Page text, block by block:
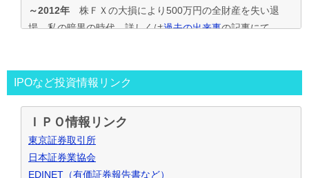
～2012年 株ＦＸの大損により500万円の全財産を失い退
場。私の暗黒の時代。詳しくは過去の出来事の記事にて
投資の王道は手堅くｺﾂｺﾂ長期間、実践して利益を積上げて行
く事と気付く。
IPO投資で毎年50万円ずつ増やす目標。
～2016年目標を大きく上回り500万円の大損分を取り戻す
事が出来た。
2017年～資金も順調に増えたのでIPO投資資金を500万円
IPOなど投資情報リンク
ＩＰＯ情報リンク
東京証券取引所
日本証券業協会
EDINET（有価証券報告書など）